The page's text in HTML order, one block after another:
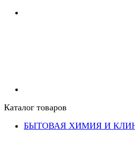
Каталог товаров
БЫТОВАЯ ХИМИЯ И